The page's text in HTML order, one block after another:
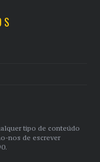
tipo de conteúdo
nos de escrever